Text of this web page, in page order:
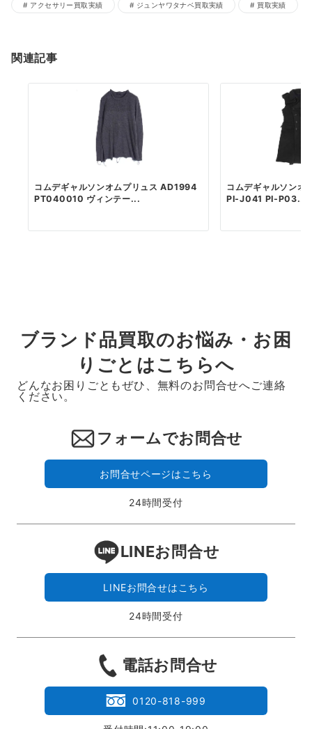
アクセサリー買取実績 ジュンヤワタナベ買取実績 買取実績
関連記事
コムデギャルソンオムプリュス AD1994
PT040010 ヴィンテー...
コムデギャルソンオ
PI-J041 PI-P03...
ブランド品買取のお悩み・お困
りごとはこちらへ
どんなお困りごともぜひ、無料のお問合せへご連絡
ください。
フォームでお問合せ
お問合せページはこちら
24時間受付
LINEお問合せ
LINEお問合せはこちら
24時間受付
電話お問合せ
0120-818-999